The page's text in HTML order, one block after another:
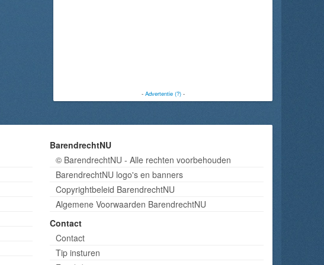
- Advertentie (?)-
BarendrechtNU
© BarendrechtNU - Alle rechten voorbehouden
BarendrechtNU logo's en banners
Copyrightbeleid BarendrechtNU
Algemene Voorwaarden BarendrechtNU
Contact
Contact
Tip insturen